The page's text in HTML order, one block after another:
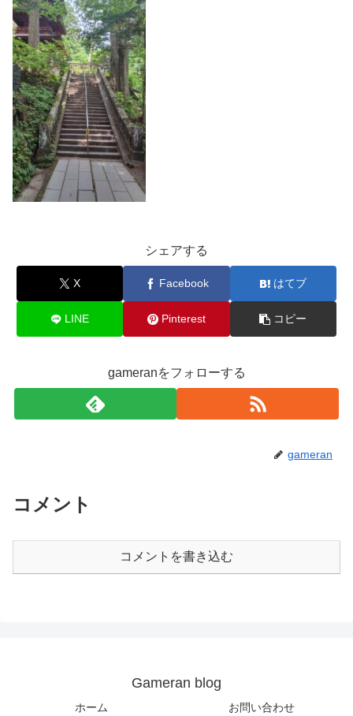
シェアする
X Facebook はてブ
LINE Pinterest コピー
gameranをフォローする
gameran
コメント
コメントを書き込む
Gameran blog
ホーム
お問い合わせ